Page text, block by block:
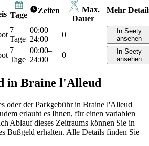
Tage
Zeiten
Max.
Dauer
Mehr
7
Tage
00:00–
24:00
0
In Seety
ansehen
7
Tage
00:00–
24:00
0
In Seety
ansehen
in Braine l'Alleud
oder der Parkgebühr in Braine l'Alleud
erlaubt es Ihnen, für einen variablen
Ablauf dieses Zeitraums können Sie in
Bußgeld erhalten. Alle Details finden Sie